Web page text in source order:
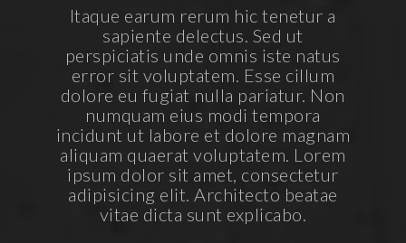
Itaque earum rerum hic tenetur a
sapiente delectus. Sed ut
perspiciatis unde omnis iste natus
error sit voluptatem. Esse cillum
dolore eu fugiat nulla pariatur. Non
numquam eius modi tempora
incidunt ut labore et dolore magnam
aliquam quaerat voluptatem. Lorem
ipsum dolor sit amet, consectetur
adipisicing elit. Architecto beatae
vitae dicta sunt explicabo.